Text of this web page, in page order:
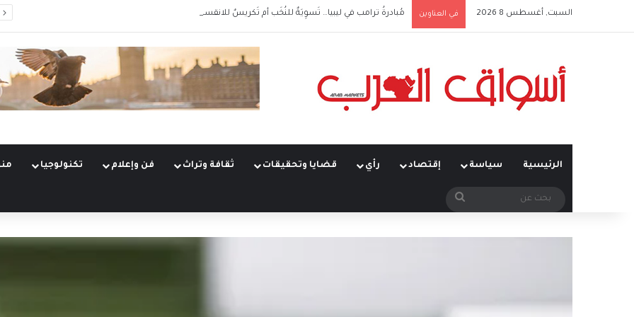
السبت, أغسطس 8 2026 في العناوين مُبادرةُ ترامب في ليبيا… تَسوِيَةٌ للنُخَب أم تَكريسٌ للانقسام؟
الرئيسية سياسة إقتصاد رأي قضايا وتحقيقات ثقافة وتراث فن وإعلام تكنولوجيا
بحث